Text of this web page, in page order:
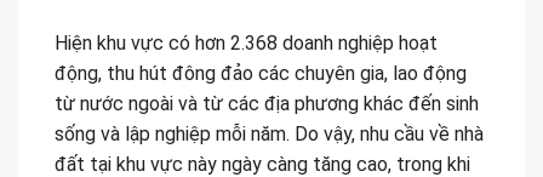
Hiện khu vực có hơn 2.368 doanh nghiệp hoạt
động, thu hút đông đảo các chuyên gia, lao động
từ nước ngoài và từ các địa phương khác đến sinh
sống và lập nghiệp mỗi năm. Do vậy, nhu cầu về nhà
đất tại khu vực này ngày càng tăng cao, trong khi